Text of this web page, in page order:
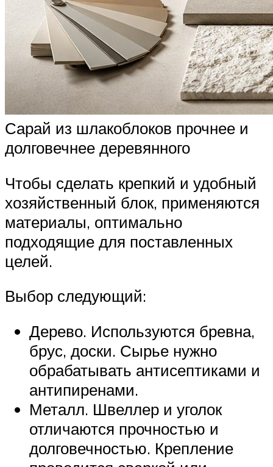
Сарай из шлакоблоков прочнее и
долговечнее деревянного
Чтобы сделать крепкий и удобный
хозяйственный блок, применяются
материалы, оптимально
подходящие для поставленных
целей.
Выбор следующий:
Дерево. Используются бревна,
брус, доски. Сырье нужно
обрабатывать антисептиками и
антипиренами.
Металл. Швеллер и уголок
отличаются прочностью и
долговечностью. Крепление